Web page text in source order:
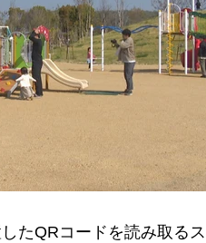
たQRコードを読み取るス